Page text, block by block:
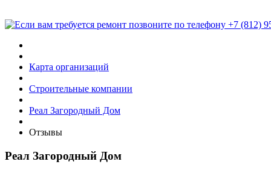
Карта организаций
Строительные компании
Реал Загородный Дом
Отзывы
Реал Загородный Дом